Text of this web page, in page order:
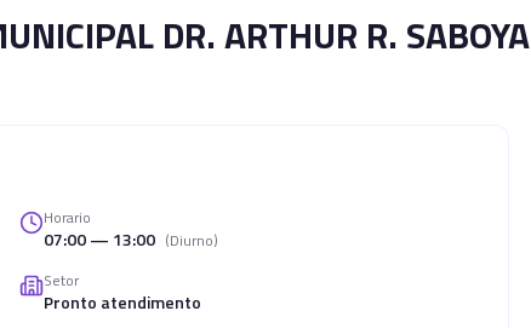
DR. ARTHUR R. SABOYA
Horario
07:00 — 13:00 (Diurno)
Setor
Pronto atendimento